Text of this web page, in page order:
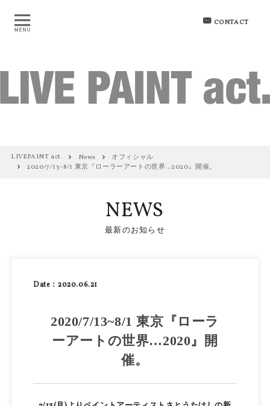
CONTACT
LIVEPAINT act. News
オフィシャル
2020/7/13~8/1 東京『ローラーアートの世界…2020』開催。
NEWS
最新のお知らせ
Date：2020.06.21
2020/7/13~8/1 東京『ローラ
ーアートの世界…2020』開
催。